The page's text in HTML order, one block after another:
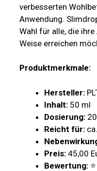
verbesserten
Anwendung.
Wahl für alle, die
Weise erreichen
Produktmerkmale:
Hersteller:
Inhalt: 50 ml
Dosierung:
Reicht für:
Preis: 45,00
Bewertung: